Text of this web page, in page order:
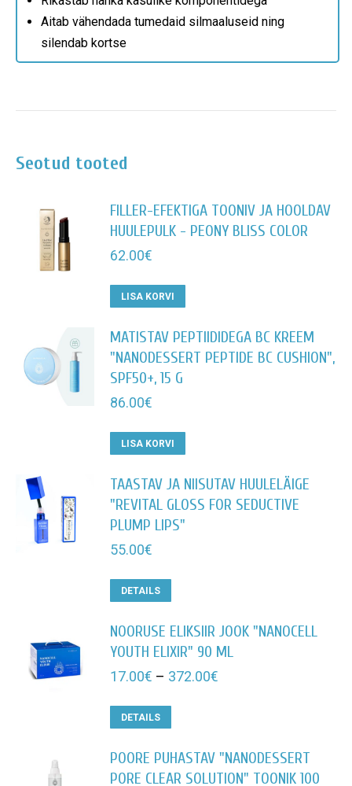
Aitab vähendada tumedaid silmaaluseid ning
silendab kortse
Seotud tooted
FILLER-EFEKTIGA TOONIV JA HOOLDAV
HUULEPULK - PEONY BLISS COLOR
62.00€
LISA KORVI
MATISTAV PEPTIIDIDEGA BC KREEM
"NANODESSERT PEPTIDE BC CUSHION",
SPF50+, 15 G
86.00€
LISA KORVI
TAASTAV JA NIISUTAV HUULELÄIGE
"REVITAL GLOSS FOR SEDUCTIVE
PLUMP LIPS"
55.00€
DETAILS
NOORUSE ELIKSIIR JOOK "NANOCELL
YOUTH ELIXIR" 90 ML
17.00€ – 372.00€
DETAILS
on
mitu
POORE PUHASTAV "NANODESSERT
PORE CLEAR SOLUTION" TOONIK 100